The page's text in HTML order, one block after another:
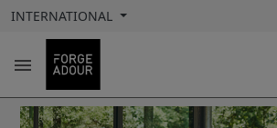
INTERNATIONAL
